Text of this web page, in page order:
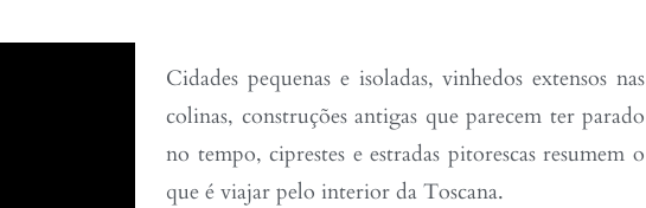
Cidades pequenas e isoladas, vinhedos extensos nas
colinas, construções antigas que parecem ter parado
no tempo, ciprestes e estradas pitorescas resumem o
que é viajar pelo interior da Toscana.